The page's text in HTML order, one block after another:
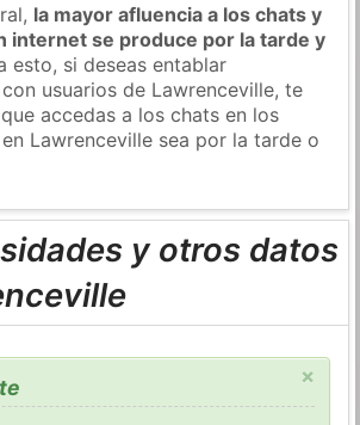
la mayor afluencia a los chats y
internet se produce por la tarde y
esto, si deseas entablar
usuarios de Lawrenceville, te
accedas a los chats en los
Lawrenceville sea por la tarde o
y otros datos
×